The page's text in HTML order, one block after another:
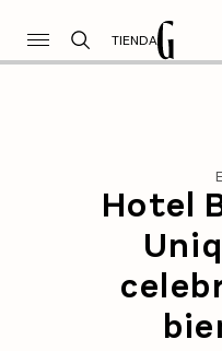
TIENDA
Hotel